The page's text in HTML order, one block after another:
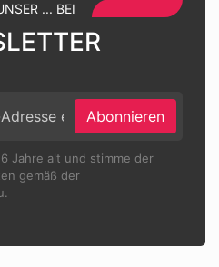
... BEI
Abonnieren
Jahre alt und stimme der
gemäß der